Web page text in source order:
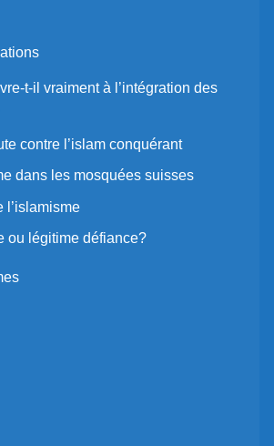
t-il vraiment à l’intégration des
contre l’islam conquérant
dans les mosquées suisses
l’islamisme
ou légitime défiance?